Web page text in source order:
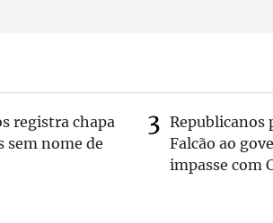
registra chapa
sem nome de
Republicanos
Falcão ao
impasse com